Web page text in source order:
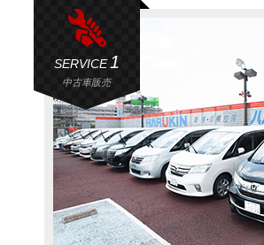
SERVICE1
中古車販売